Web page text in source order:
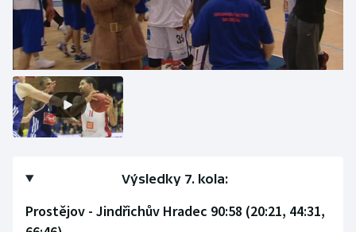
Plážový volejbal
Ragby
Rychlobruslení
Rychlostní kanoistika
Sportovní střelba
Výsledky 7. kola:
Prostějov - Jindřichův Hradec 90:58 (20:21, 44:31,